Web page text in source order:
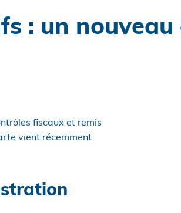
: un nouveau
fiscaux et remis
vient récemment